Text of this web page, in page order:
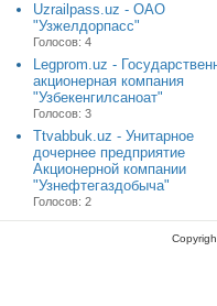
Uzrailpass.uz - ОАО
"Узжелдорпасс"
Голосов: 4
Legprom.uz -
акционерная компания
"Узбекенгилсаноат"
Голосов: 3
Ttvabbuk.uz - Унитарное
дочернее предприятие
Акционерной компании
"Узнефтегаздобыча"
Голосов: 2